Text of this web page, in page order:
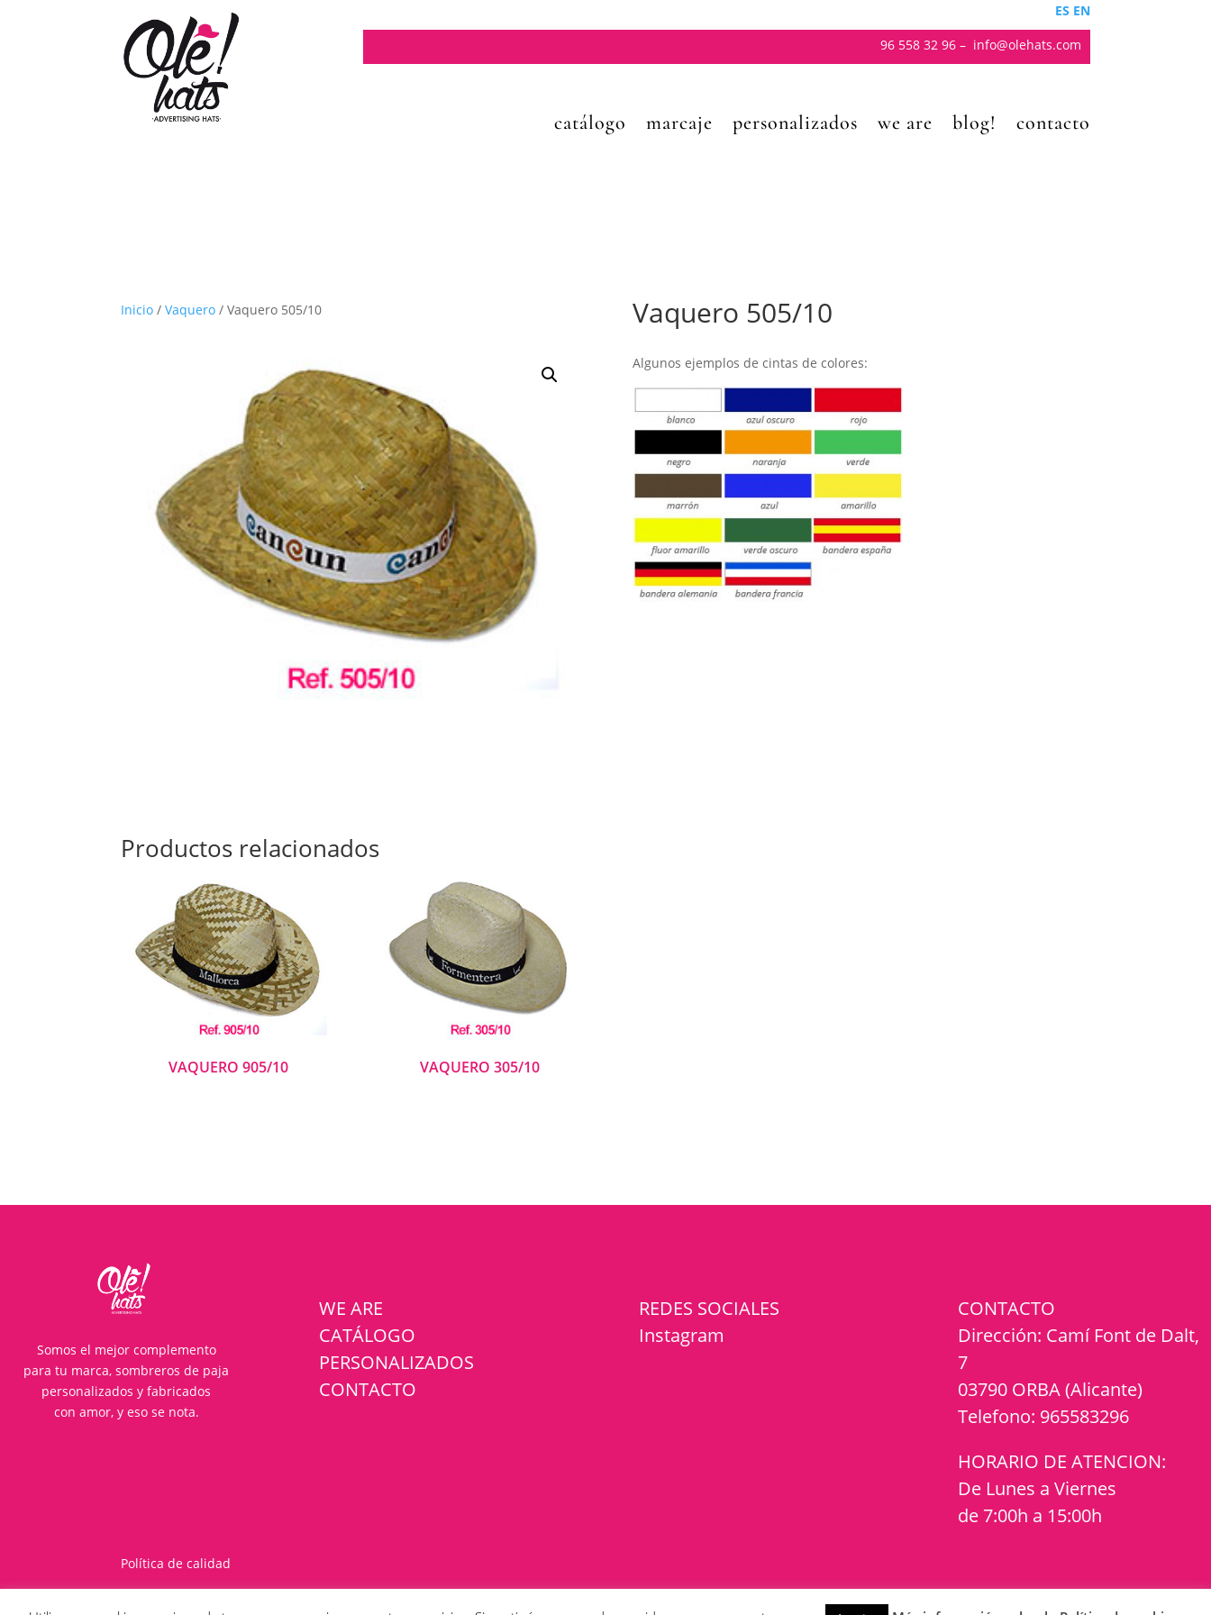
ES EN
96 558 32 96– info@olehats.com
catálogo marcaje personalizados we are blog! contacto
Inicio /Vaquero / Vaquero 505/10 Vaquero 505/10
Algunos ejemplos de cintas de colores:
Productos relacionados
VAQUERO 905/10 VAQUERO 305/10
Somos el mejor complemento
para tu marca, sombreros de paja
personalizados y fabricados
con amor, y eso se nota.
WE ARE
CATÁLOGO
PERSONALIZADOS
CONTACTO
REDES SOCIALES
Instagram
CONTACTO
Dirección: Camí Font de Dalt,
7
03790 ORBA (Alicante)
Telefono: 965583296
HORARIO DE ATENCION:
De Lunes a Viernes
de 7:00h a 15:00h
Política de calidad